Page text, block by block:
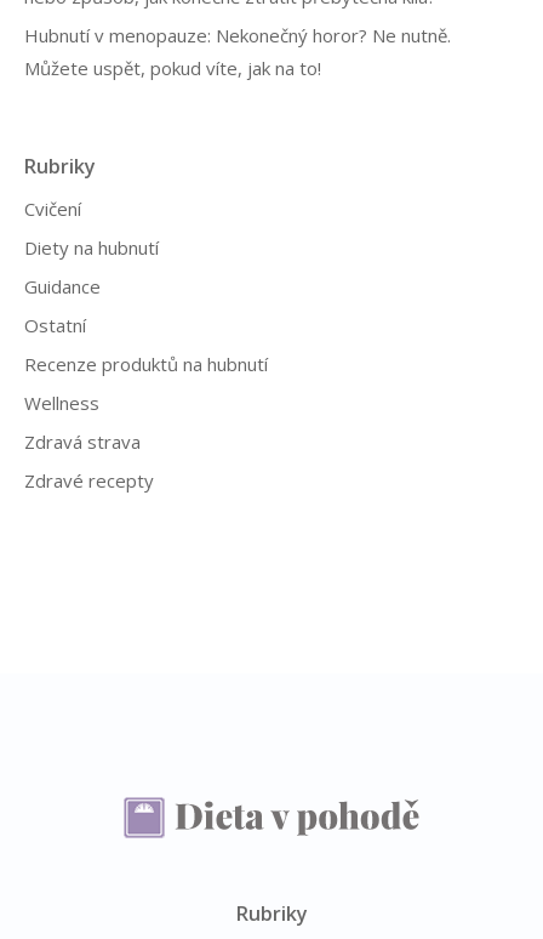
í
s
v
k
ů
Hubnutí v menopauze: Nekonečný horor? Ne nutně.
Můžete uspět, pokud víte, jak na to!
Rubriky
Cvičení
Diety na hubnutí
Guidance
Ostatní
Recenze produktů na hubnutí
Wellness
Zdravá strava
Zdravé recepty
Rubriky